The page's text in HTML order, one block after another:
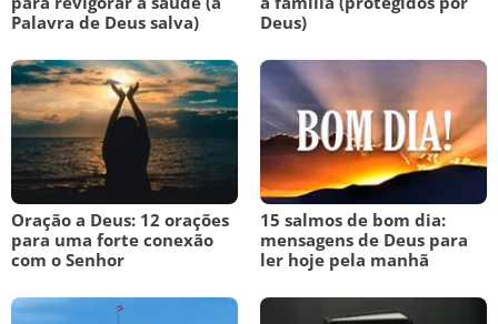
Palavra de Deus salva)
Deus)
Oração a Deus: 12 orações
para uma forte conexão
com o Senhor
15 salmos de bom dia:
mensagens de Deus para
ler hoje pela manhã